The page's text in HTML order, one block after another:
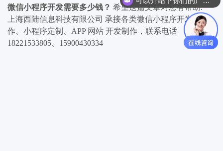
微信小程序开发需要多少钱？ 希望这篇文章对您有帮助.
上海西陆信息科技有限公司 承接各类微信小程序开发制
作、小程序定制、APP 网站 开发制作，联系电话
18221533805、15900430334
你们是怎么收费的呢